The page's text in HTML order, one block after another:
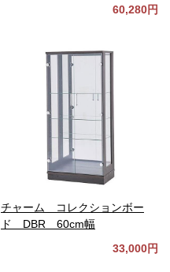
60,280円
チャーム コレクションボー
ド DBR 60cm幅
33,000円